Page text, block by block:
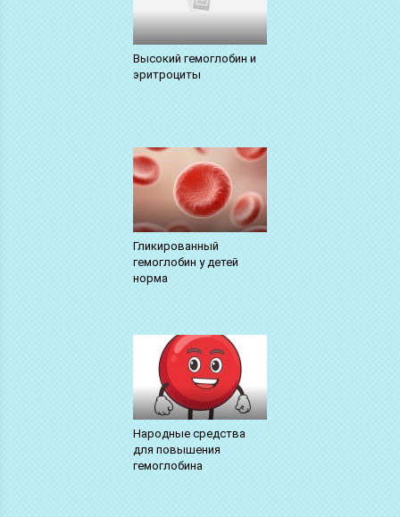
Высокий гемоглобин и
эритроциты
Гликированный
гемоглобин у детей
норма
Народные средства
для повышения
гемоглобина